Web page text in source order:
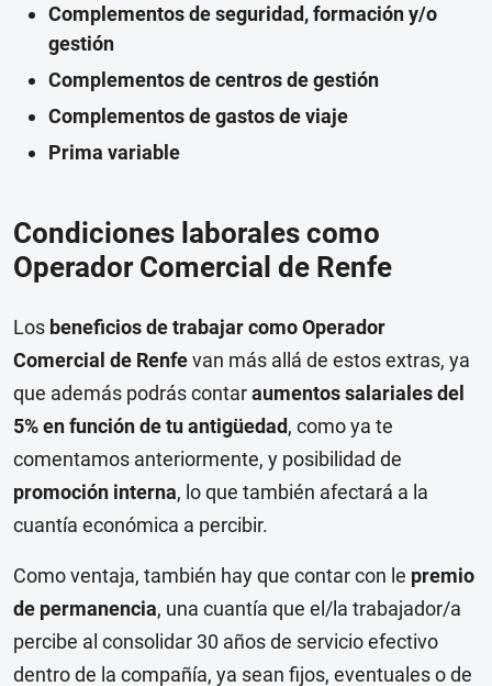
Complementos de seguridad, formación y/o
gestión
Complementos de centros de gestión
Complementos de gastos de viaje
Prima variable
Condiciones laborales como
Operador Comercial de Renfe
Los beneficios de trabajar como Operador
Comercial de Renfevan más allá de estos extras, ya
que además podrás contaraumentos salariales del
5% en función de tu antigüedad, como ya te
comentamos anteriormente, y posibilidad de
promoción interna, lo que también afectará a la
cuantía económica a percibir.
Como ventaja, también hay que contar con le premio
de permanencia, una cuantía que el/la trabajador/a
percibe al consolidar 30 años de servicio efectivo
dentro de la compañía, ya sean fijos, eventuales o de